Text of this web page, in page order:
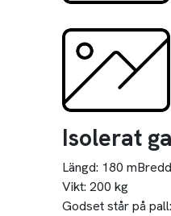
Isolerat
Längd: 180 m
Vikt: 200 kg
Godset står på pall: